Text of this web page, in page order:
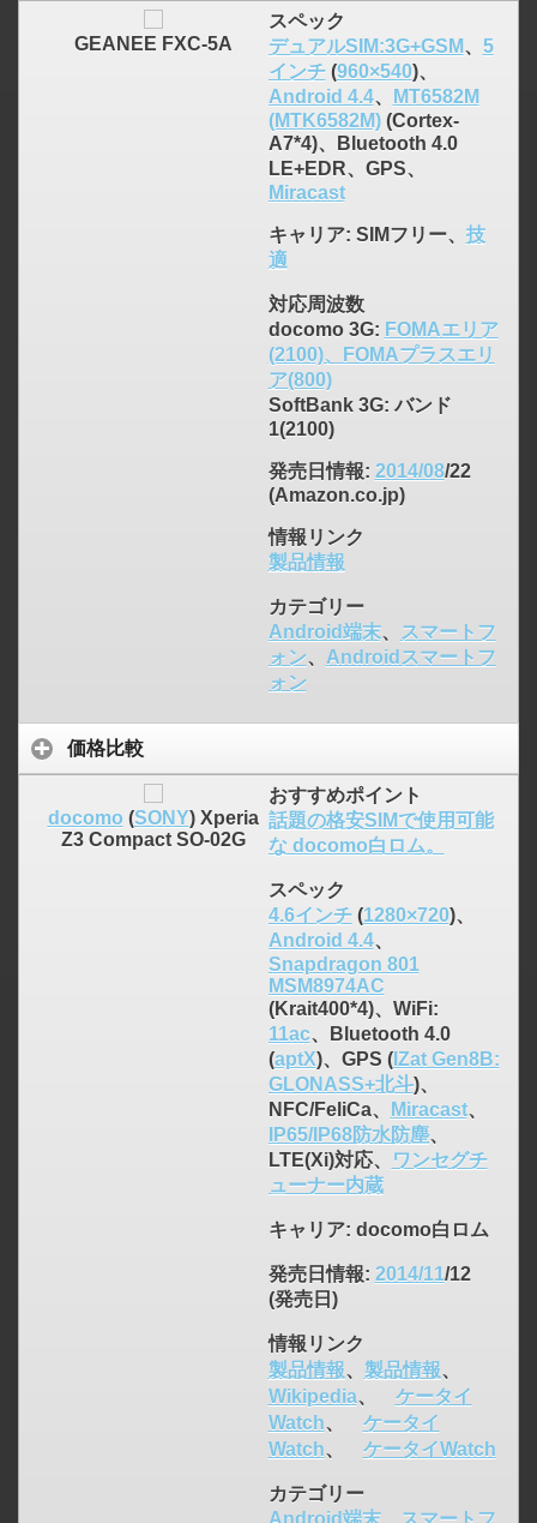
GEANEE FXC-5A
スペック
デュアルSIM:3G+GSM、 5
インチ(960×540)、
Android 4.4、
MT6582M
(MTK6582M)(Cortex-
A7*4)、Bluetooth 4.0
LE+EDR、GPS、
Miracast
キャリア: SIMフリー、 技
適
対応周波数
docomo 3G: FOMAエリア
(2100)、FOMAプラスエリ
ア(800)
SoftBank 3G: バンド
1(2100)
発売日情報: 2014/08/22
(Amazon.co.jp)
情報リンク
製品情報
カテゴリー
Android端末、
スマートフ
ォン、 Androidスマートフ
ォン
価格比較
docomo (SONY) Xperia
Z3 Compact SO-02G
おすすめポイント
話題の格安SIMで使用可能
な docomo白ロム。
スペック
4.6インチ(1280×720)、
Android 4.4、
Snapdragon 801
MSM8974AC
(Krait400*4)、WiFi:
11ac、Bluetooth 4.0
(aptX)、GPS (IZat Gen8B:
GLONASS+北斗)、
NFC/FeliCa、
Miracast、
IP65/IP68防水防塵、
LTE(Xi)対応、
ワンセグチ
ューナー内蔵
キャリア: docomo白ロム
発売日情報: 2014/11/12
(発売日)
情報リンク
製品情報、 製品情報、
Wikipedia、
ケータイ
Watch、
ケータイ
Watch、 ケータイWatch
カテゴリー
Android端末、 スマートフ
click to expand contents
click to expand contents